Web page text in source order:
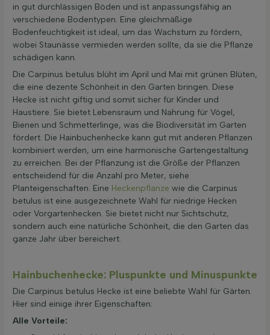
in gut durchlässigen Böden und ist anpassungsfähig an
verschiedene Bodentypen. Eine gleichmäßige
Bodenfeuchtigkeit ist ideal, um das Wachstum zu fördern,
wobei Staunässe vermieden werden sollte, da sie die Pflanze
schädigen kann.
Die Carpinus betulus blüht im April und Mai mit grünen Blüten,
die eine dezente Schönheit in den Garten bringen. Diese
Hecke ist nicht giftig und somit sicher für Kinder und
Haustiere. Sie bietet Lebensraum und Nahrung für Vögel,
Bienen und Schmetterlinge, was die Biodiversität im Garten
fördert. Die Hainbuchenhecke kann gut mit anderen Pflanzen
kombiniert werden, um eine harmonische Gartengestaltung
zu erreichen. Bei der Pflanzung ist die Größe der Pflanzen
entscheidend für die Anzahl pro Meter, siehe
Planteigenschaften. Eine Heckenpflanze wie die Carpinus
betulus ist eine ausgezeichnete Wahl für niedrige Hecken
oder Vorgartenhecken. Sie bietet nicht nur Sichtschutz,
sondern auch eine natürliche Schönheit, die den Garten das
ganze Jahr über bereichert.
Hainbuchenhecke: Pluspunkte und Minuspunkte
Die Carpinus betulus Hecke ist eine beliebte Wahl für Gärten.
Hier sind einige ihrer Eigenschaften:
Alle Vorteile: